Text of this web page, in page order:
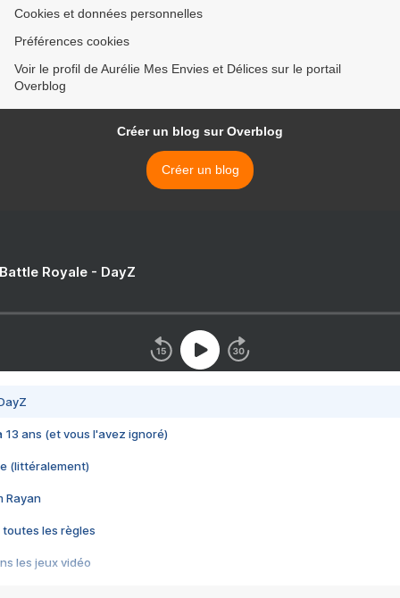
Cookies et données personnelles
Préférences cookies
Voir le profil de Aurélie Mes Envies et Délices sur le portail
Overblog
Créer un blog sur Overblog
Créer un blog
Royale - DayZ
13 ans (et vous l'avez ignoré)
(littéralement)
Rayan
toutes les règles
les jeux vidéo